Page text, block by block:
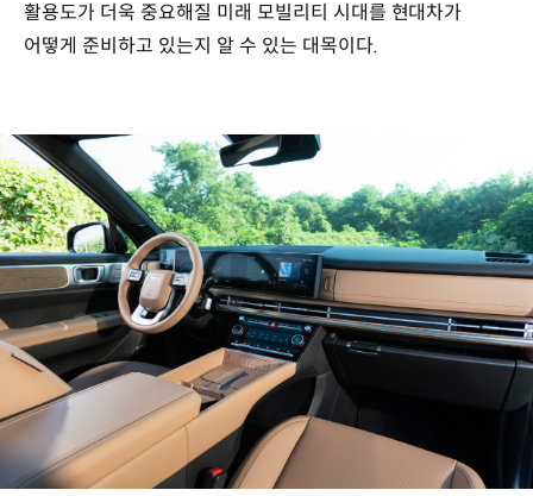
활용도가 더욱 중요해질 미래 모빌리티 시대를 현대차가
어떻게 준비하고 있는지 알 수 있는 대목이다.